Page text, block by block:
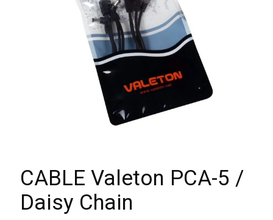
CABLE Valeton PCA-5 /
Daisy Chain